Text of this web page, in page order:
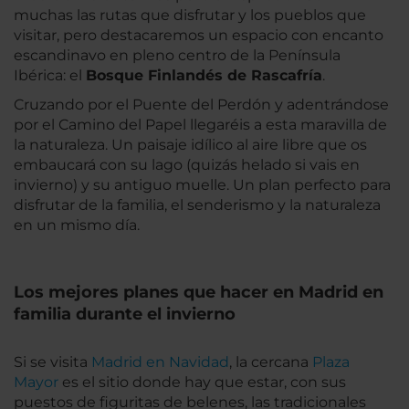
muchas las rutas que disfrutar y los pueblos que
visitar, pero destacaremos un espacio con encanto
escandinavo en pleno centro de la Península
Ibérica: el Bosque Finlandés de Rascafría.
Cruzando por el Puente del Perdón y adentrándose
por el Camino del Papel llegaréis a esta maravilla de
la naturaleza. Un paisaje idílico al aire libre que os
embaucará con su lago (quizás helado si vais en
invierno) y su antiguo muelle. Un plan perfecto para
disfrutar de la familia, el senderismo y la naturaleza
en un mismo día.
Los mejores planes que hacer en Madrid en
familia durante el invierno
Si se visita Madrid en Navidad, la cercana Plaza
Mayor es el sitio donde hay que estar, con sus
puestos de figuritas de belenes, las tradicionales